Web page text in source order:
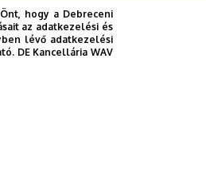
hogy a Debreceni
az adatkezelési és
lévő adatkezelési
DE Kancellária WAV